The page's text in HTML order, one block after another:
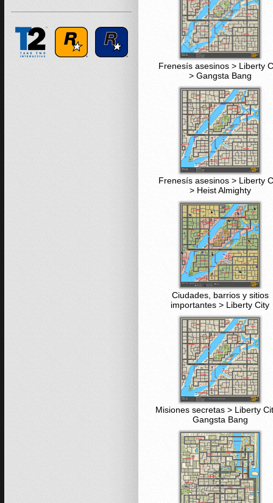
Frenesís asesinos > Liberty
> Gangsta Bang
Frenesís asesinos > Liberty
> Heist Almighty
Ciudades, barrios y sitios
importantes > Liberty City
Misiones secretas > Liberty
Gangsta Bang